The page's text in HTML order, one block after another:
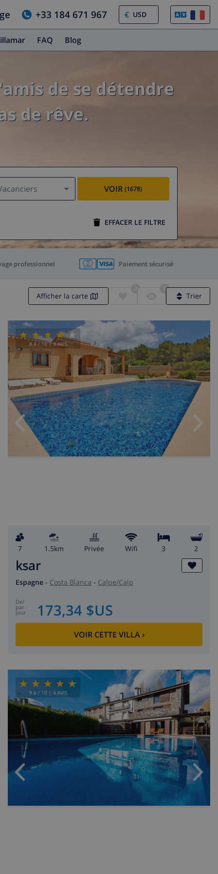
+33 184 671 967 €
FAQ Blog
de se détendre
de rêve.
Vacanciers VOIR (1678)
EFFACER LE FILTRE
professionnel Paiement sécurisé
Afficher la carte Trier
8.4/ 10 |3 AVIS
7 1.5km privée wifi 3 2
ksar
Espagne - Costa Blanca - Calpe/Calp
de/
par
jour 173,34 $US
VOIR CETTE VILLA›
9.6 / 10 | 4 AVIS